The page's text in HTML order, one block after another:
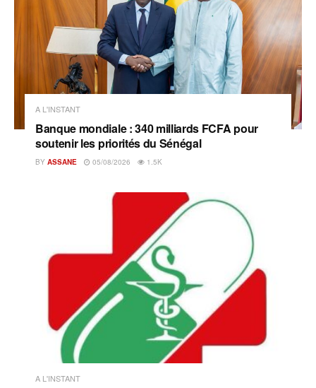
A L'INSTANT
Banque mondiale : 340 milliards FCFA pour
soutenir les priorités du Sénégal
BY ASSANE 05/08/2026 1.5K
A L'INSTANT